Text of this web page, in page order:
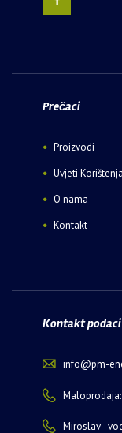
Prečaci
Proizvodi
Uvjeti Korištenja
O nama
Kontakt
Kontakt podaci
info@pm-
Miroslav -